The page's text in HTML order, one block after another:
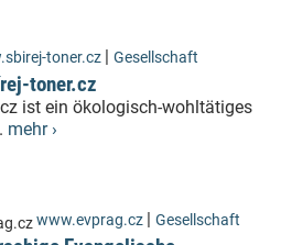
toner.cz | Gesellschaft
toner.cz
ist ein ökologisch-wohltätiges
mehr ›
www.evprag.cz | Gesellschaft